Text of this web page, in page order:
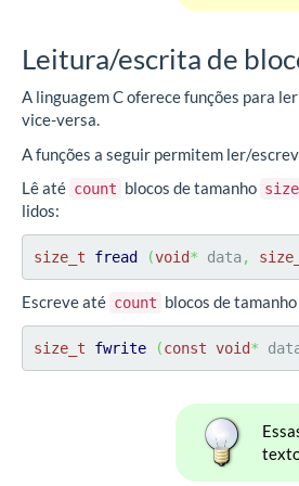
Leitura/escrita de
A linguagem C oferece funções para
vice-versa.
A funções a seguir permitem ler/
Lê até count blocos de tamanho size
lidos:
size_t fread (void* data,
Escreve até count blocos de tamanho
size_t fwrite (const void*